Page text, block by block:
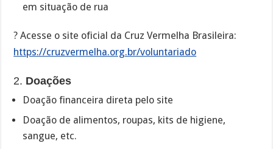
em situação de rua
? Acesse o site oficial da Cruz Vermelha Brasileira:
https://cruzvermelha.org.br/voluntariado
2. Doações
Doação financeira direta pelo site
Doação de alimentos, roupas, kits de higiene,
sangue, etc.